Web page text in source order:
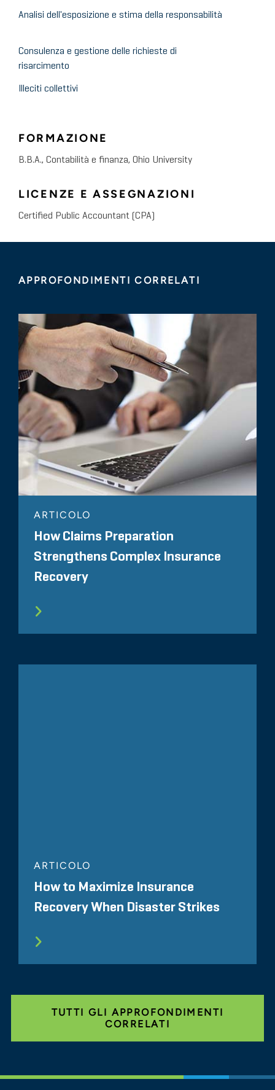
Analisi dell'esposizione e stima della responsabilità
Consulenza e gestione delle richieste di
risarcimento
Illeciti collettivi
FORMAZIONE
B.B.A., Contabilità e finanza, Ohio University
LICENZE E ASSEGNAZIONI
Certified Public Accountant (CPA)
APPROFONDIMENTI CORRELATI
ARTICOLO
How Claims Preparation
Strengthens Complex Insurance
Recovery
ARTICOLO
How to Maximize Insurance
Recovery When Disaster Strikes
TUTTI GLI APPROFONDIMENTI
CORRELATI